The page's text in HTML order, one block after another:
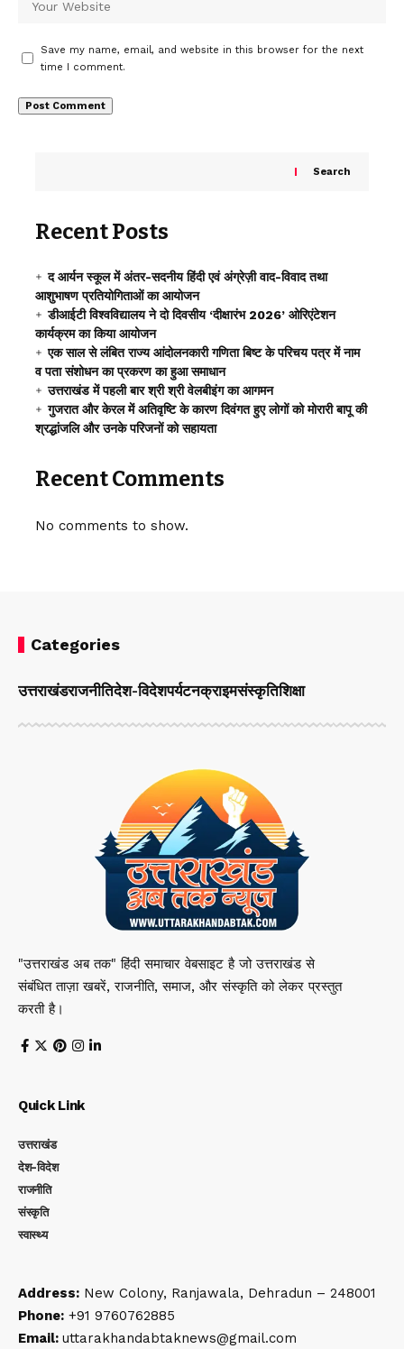
Save my name, email, and website in this browser for the next
time I comment.
Search
Recent Posts
द आर्यन स्कूल में अंतर-सदनीय हिंदी एवं अंग्रेज़ी वाद-विवाद तथा
आशुभाषण प्रतियोगिताओं का आयोजन
डीआईटी विश्वविद्यालय ने दो दिवसीय ‘दीक्षारंभ 2026’ ओरिएंटेशन
कार्यक्रम का किया आयोजन
एक साल से लंबित राज्य आंदोलनकारी गणिता बिष्ट के परिचय पत्र में नाम
व पता संशोधन का प्रकरण का हुआ समाधान
उत्तराखंड में पहली बार श्री श्री वेलबीइंग का आगमन
गुजरात और केरल में अतिवृष्टि के कारण दिवंगत हुए लोगों को मोरारी बापू की
श्रद्धांजलि और उनके परिजनों को सहायता
Recent Comments
No comments to show.
Categories
उत्तराखंडराजनीतिदेश-विदेशपर्यटनक्राइमसंस्कृतिशिक्षा
"उत्तराखंड अब तक" हिंदी समाचार वेबसाइट है जो उत्तराखंड से
संबंधित ताज़ा खबरें, राजनीति, समाज, और संस्कृति को लेकर प्रस्तुत
करती है।
Quick Link
उत्तराखंड
देश-विदेश
राजनीति
संस्कृति
स्वास्थ्य
Address: New Colony, Ranjawala, Dehradun – 248001
Phone: +91 9760762885
Email: uttarakhandabtaknews@gmail.com